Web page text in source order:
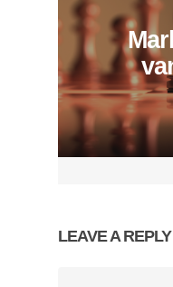
LEAVE A REPLY